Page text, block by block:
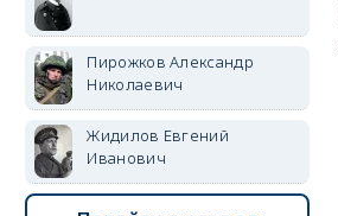
Пирожков Александр
Николаевич
Жидилов Евгений
Иванович